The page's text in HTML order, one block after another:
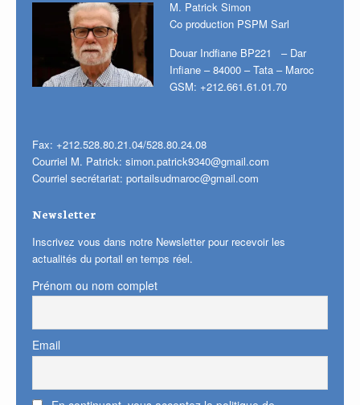
M. Patrick Simon
Co production PSPM Sarl
Douar Indfiane BP221 – Dar
Infiane – 84000 – Tata – Maroc
GSM: +212.661.61.01.70
Fax: +212.528.80.21.04/528.80.24.08
Courriel M. Patrick: simon.patrick9340@gmail.com
Courriel secrétariat: portailsudmaroc@gmail.com
Newsletter
Inscrivez vous dans notre Newsletter pour recevoir les
actualités du portail en temps réel.
Prénom ou nom complet
Email